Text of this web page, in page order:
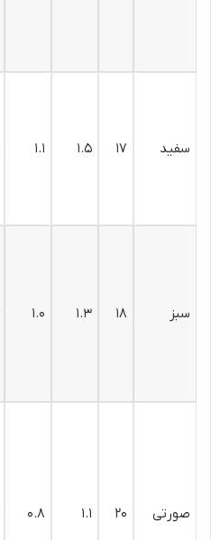
سفید ۱۷ ۱.۵ ۱.۱
سبز ۱۸ ۱.۳ ۱.۰
صورتی ۲۰ ۱.۱ ۰.۸